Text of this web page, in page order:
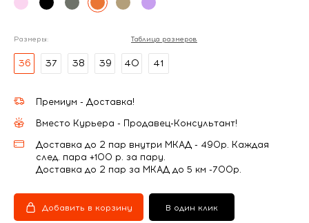
Размеры: Таблица размеров
36 37 38 39 40 41
Премиум - Доставка!
Вместо Курьера - Продавец-Консультант!
Доставка до 2 пар внутри МКАД - 490р. Каждая
след. пара +100 р. за пару.
Доставка до 2 пар за МКАД до 5 км -700р.
Добавить в корзину В один клик